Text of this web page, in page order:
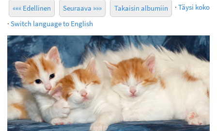
««« Edellinen Seuraava »»» Takaisin albumiin · Täysi koko
· Switch language to English